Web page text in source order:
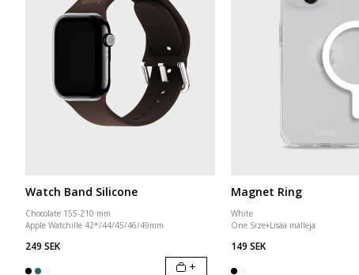
Watch Band Silicone
Chocolate 155-210 mm
Apple Watchille 42*/44/45/46/49mm
249 SEK
+
Magnet Ring
White
One Size+Lisää malleja
149 SEK